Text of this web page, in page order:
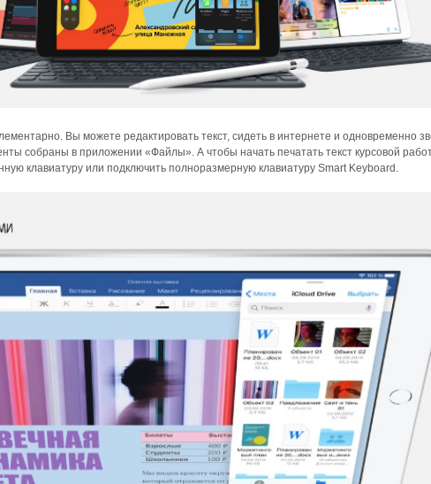
Вы можете редактиро­вать текст, сидеть в интернете и одновременно
собраны в приложении «Файлы». А чтобы начать печатать текст курсовой
клавиатуру или подключить полноразмерную клавиатуру Smart Keyboard.